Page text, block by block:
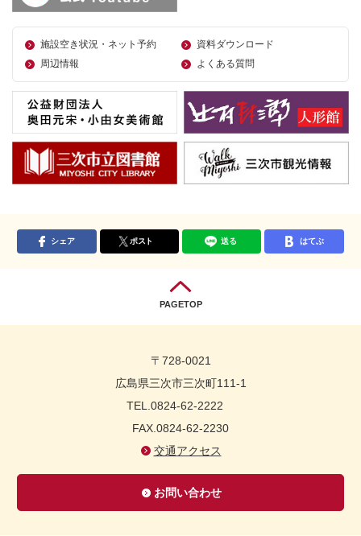
施設空き状況・ネット予約
資料ダウンロード
周辺情報
よくある質問
シェア ポスト 送る はてぶ
PAGETOP
〒728-0021
広島県三次市三次町111-1
TEL.0824-62-2222
FAX.0824-62-2230
交通アクセス
お問い合わせ